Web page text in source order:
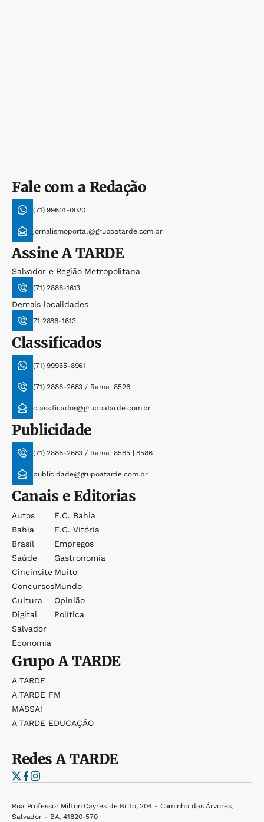
Fale com a Redação
(71) 99601-0020
jornalismoportal@grupoatarde.com.br
AssineA TARDE
Salvador e Região Metropolitana
(71) 2886-1613
Demais localidades
71 2886-1613
Classificados
(71) 99965-8961
(71) 2886-2683 / Ramal 8526
classificados@grupoatarde.com.br
Publicidade
(71) 2886-2683 / Ramal 8585 | 8586
publicidade@grupoatarde.com.br
Canais e Editorias
Autos
Bahia
Brasil
Saúde
Cineinsite
Concursos
Cultura
Digital
Salvador
Economia
E.c. Bahia
E.c. Vitória
Empregos
Gastronomia
Muito
Mundo
Opinião
Política
GrupoA TARDE
A TARDE
A TARDE FM
MASSA!
A TARDE EDUCAÇÃO
RedesA TARDE
Rua Professor Milton Cayres de Brito, 204 - Caminho das Árvores,
Salvador - BA, 41820-570